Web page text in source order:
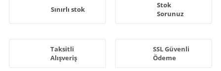
Sınırlı stok
Stok
Sorunuz
Taksitli
Alışveriş
SSL Güvenli
Ödeme